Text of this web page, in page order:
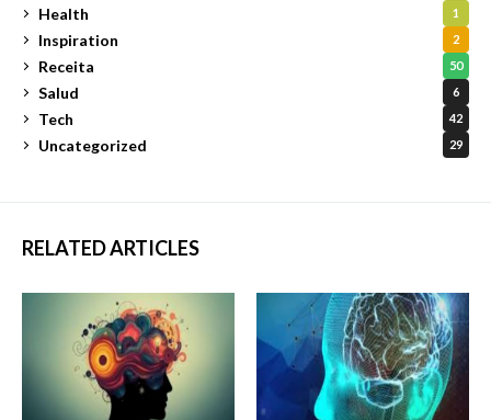
Health 1
Inspiration 2
Receita 50
Salud 6
Tech 42
Uncategorized 29
RELATED ARTICLES